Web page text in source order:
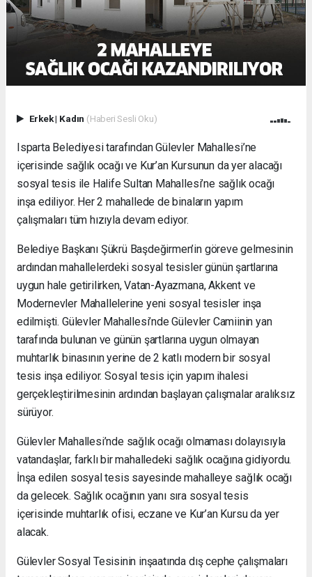
Erkek| Kadın (Haberi Sesli Oku)
Isparta Belediyesi tarafından Gülevler Mahallesi’ne
içerisinde sağlık ocağı ve Kur’an Kursunun da yer alacağı
sosyal tesis ile Halife Sultan Mahallesi’ne sağlık ocağı
inşa ediliyor. Her 2 mahallede de binaların yapım
çalışmaları tüm hızıyla devam ediyor.
Belediye Başkanı Şükrü Başdeğirmen’in göreve gelmesinin
ardından mahallelerdeki sosyal tesisler günün şartlarına
uygun hale getirilirken, Vatan-Ayazmana, Akkent ve
Modernevler Mahallelerine yeni sosyal tesisler inşa
edilmişti. Gülevler Mahallesi’nde Gülevler Camiinin yan
tarafında bulunan ve günün şartlarına uygun olmayan
muhtarlık binasının yerine de 2 katlı modern bir sosyal
tesis inşa ediliyor. Sosyal tesis için yapım ihalesi
gerçekleştirilmesinin ardından başlayan çalışmalar aralıksız
sürüyor.
Gülevler Mahallesi’nde sağlık ocağı olmaması dolayısıyla
vatandaşlar, farklı bir mahalledeki sağlık ocağına gidiyordu.
İnşa edilen sosyal tesis sayesinde mahalleye sağlık ocağı
da gelecek. Sağlık ocağının yanı sıra sosyal tesis
içerisinde muhtarlık ofisi, eczane ve Kur’an Kursu da yer
alacak.
Gülevler Sosyal Tesisinin inşaatında dış cephe çalışmaları